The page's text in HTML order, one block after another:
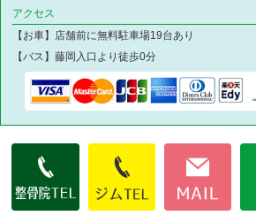
アクセス
【お車】店舗前に無料駐車場19台あり
【バス】藤岡入口より徒歩0分